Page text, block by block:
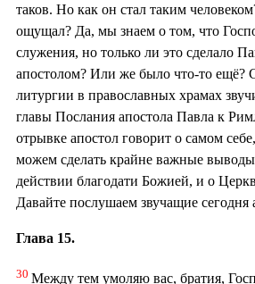
таков. Но как он стал таким
ощущал? Да, мы знаем о том, что
служения, но только ли это сделало
апостолом? Или же было что-то ещё?
литургии в православных храмах
главы Послания апостола Павла к
отрывке апостол говорит о самом
можем сделать крайне важные
действии благодати Божией, и о
Давайте послушаем звучащие сегодня
Глава 15.
30 Между тем умоляю вас, братия,